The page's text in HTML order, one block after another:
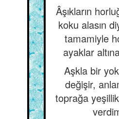
Âşıkların
koku alasın
tamamiyle
ayaklar
Aşkla bir
değişir,
toprağa